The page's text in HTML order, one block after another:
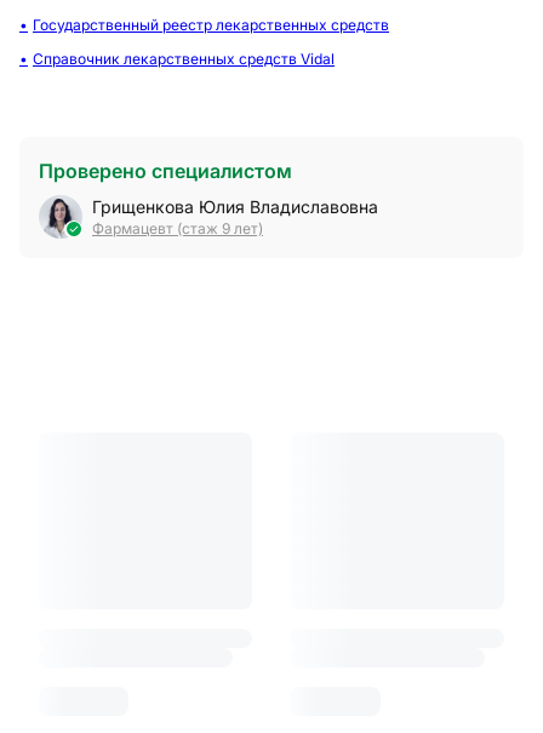
Государственный реестр лекарственных средств
Справочник лекарственных средств Vidal
Проверено специалистом
Грищенкова Юлия Владиславовна
Фармацевт (стаж 9 лет)